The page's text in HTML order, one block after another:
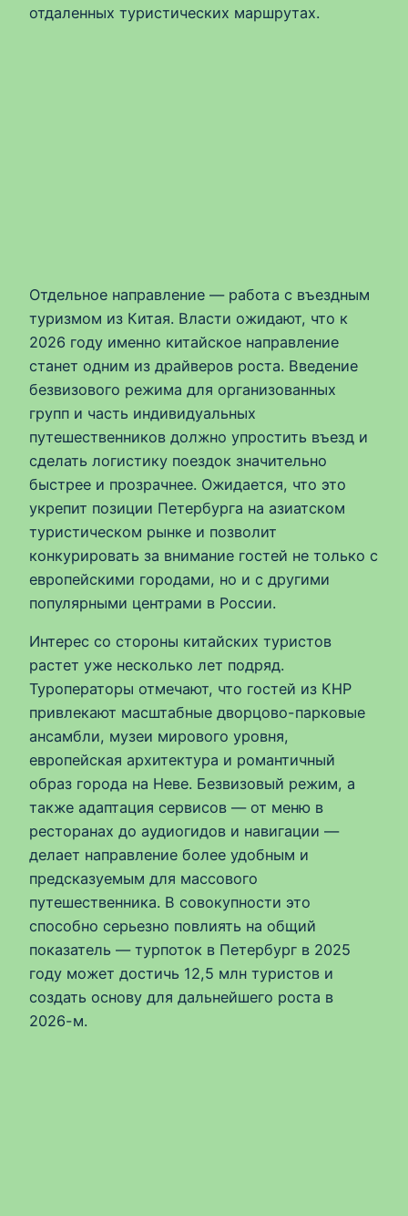
отдаленных туристических маршрутах.
Отдельное направление — работа с въездным
туризмом из Китая. Власти ожидают, что к
2026 году именно китайское направление
станет одним из драйверов роста. Введение
безвизового режима для организованных
групп и часть индивидуальных
путешественников должно упростить въезд и
сделать логистику поездок значительно
быстрее и прозрачнее. Ожидается, что это
укрепит позиции Петербурга на азиатском
туристическом рынке и позволит
конкурировать за внимание гостей не только с
европейскими городами, но и с другими
популярными центрами в России.
Интерес со стороны китайских туристов
растет уже несколько лет подряд.
Туроператоры отмечают, что гостей из КНР
привлекают масштабные дворцово-парковые
ансамбли, музеи мирового уровня,
европейская архитектура и романтичный
образ города на Неве. Безвизовый режим, а
также адаптация сервисов — от меню в
ресторанах до аудиогидов и навигации —
делает направление более удобным и
предсказуемым для массового
путешественника. В совокупности это
способно серьезно повлиять на общий
показатель — турпоток в Петербург в 2025
году может достичь 12,5 млн туристов и
создать основу для дальнейшего роста в
2026-м.